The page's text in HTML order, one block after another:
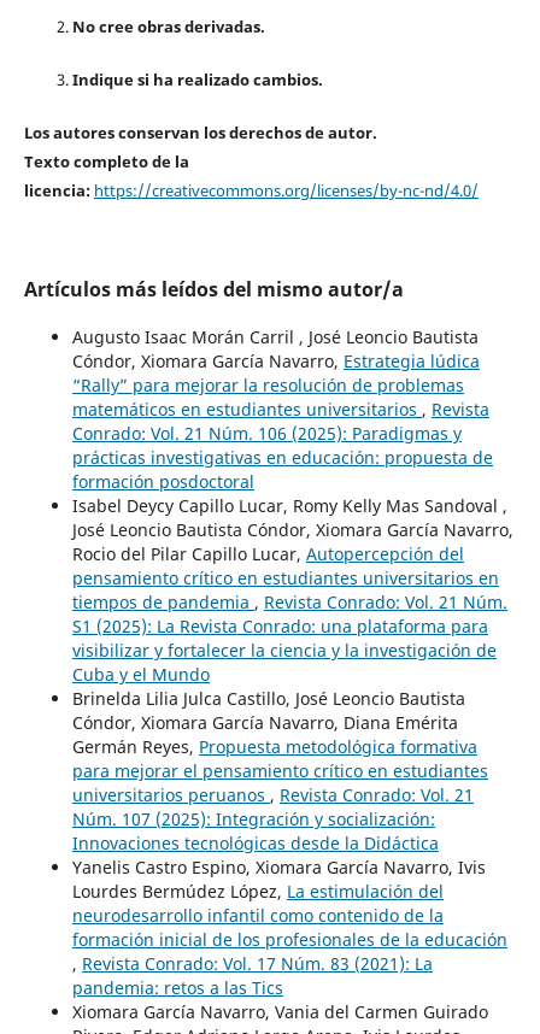
No cree obras derivadas.
Indique si ha realizado cambios.
Los autores conservan los derechos de autor.
Texto completo de la
licencia: https://creativecommons.org/licenses/by-nc-nd/4.0/
Artículos más leídos del mismo autor/a
Augusto Isaac Morán Carril , José Leoncio Bautista
Cóndor, Xiomara García Navarro, Estrategia lúdica
“Rally” para mejorar la resolución de problemas
matemáticos en estudiantes universitarios , Revista
Conrado: Vol. 21 Núm. 106 (2025): Paradigmas y
prácticas investigativas en educación: propuesta de
formación posdoctoral
Isabel Deycy Capillo Lucar, Romy Kelly Mas Sandoval ,
José Leoncio Bautista Cóndor, Xiomara García Navarro,
Rocio del Pilar Capillo Lucar, Autopercepción del
pensamiento crítico en estudiantes universitarios en
tiempos de pandemia , Revista Conrado: Vol. 21 Núm.
S1 (2025): La Revista Conrado: una plataforma para
visibilizar y fortalecer la ciencia y la investigación de
Cuba y el Mundo
Brinelda Lilia Julca Castillo, José Leoncio Bautista
Cóndor, Xiomara García Navarro, Diana Emérita
Germán Reyes, Propuesta metodológica formativa
para mejorar el pensamiento crítico en estudiantes
universitarios peruanos , Revista Conrado: Vol. 21
Núm. 107 (2025): Integración y socialización:
Innovaciones tecnológicas desde la Didáctica
Yanelis Castro Espino, Xiomara García Navarro, Ivis
Lourdes Bermúdez López, La estimulación del
neurodesarrollo infantil como contenido de la
formación inicial de los profesionales de la educación
, Revista Conrado: Vol. 17 Núm. 83 (2021): La
pandemia: retos a las Tics
Xiomara García Navarro, Vania del Carmen Guirado